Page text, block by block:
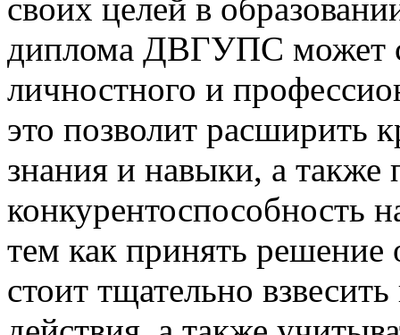
своих целей в
диплома ДВГУПС может
личностного и
это позволит расширить
знания и навыки, а также
конкурентоспособность
тем как принять
стоит тщательно